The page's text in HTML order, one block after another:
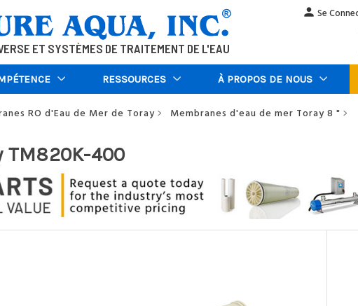
ET SYSTÈMES DE TRAITEMENT DE L'EAU
person Se
RESSOURCES À PROPOS DE NOUS
RO d'Eau de Mer de Toray > Membranes d'eau de mer Toray 8 " >
TM820K-400